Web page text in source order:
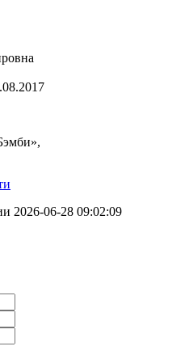
2026-06-28 09:02:09